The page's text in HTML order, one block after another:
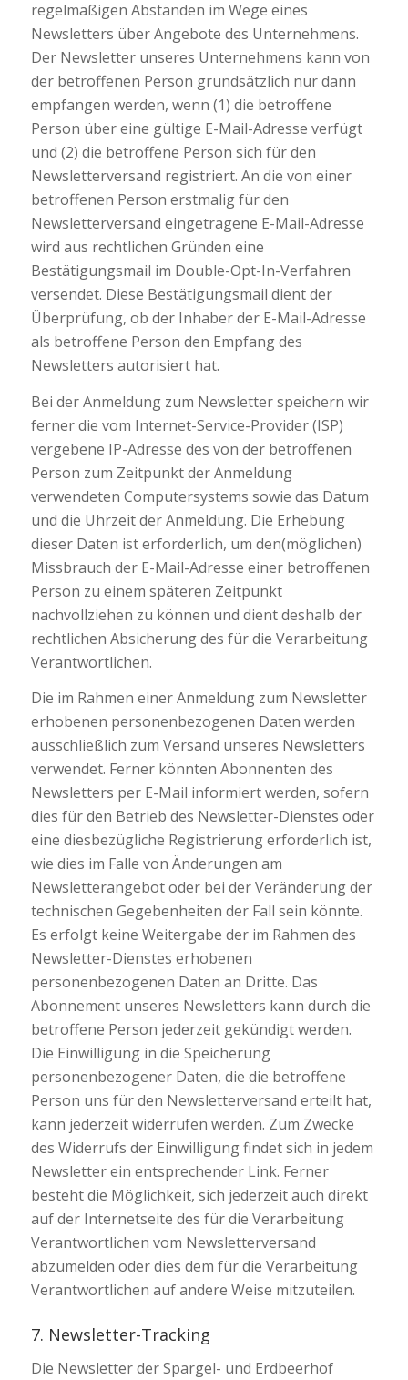
regelmäßigen Abständen im Wege eines
Newsletters über Angebote des Unternehmens.
Der Newsletter unseres Unternehmens kann von
der betroffenen Person grundsätzlich nur dann
empfangen werden, wenn (1) die betroffene
Person über eine gültige E-Mail-Adresse verfügt
und (2) die betroffene Person sich für den
Newsletterversand registriert. An die von einer
betroffenen Person erstmalig für den
Newsletterversand eingetragene E-Mail-Adresse
wird aus rechtlichen Gründen eine
Bestätigungsmail im Double-Opt-In-Verfahren
versendet. Diese Bestätigungsmail dient der
Überprüfung, ob der Inhaber der E-Mail-Adresse
als betroffene Person den Empfang des
Newsletters autorisiert hat.
Bei der Anmeldung zum Newsletter speichern wir
ferner die vom Internet-Service-Provider (ISP)
vergebene IP-Adresse des von der betroffenen
Person zum Zeitpunkt der Anmeldung
verwendeten Computersystems sowie das Datum
und die Uhrzeit der Anmeldung. Die Erhebung
dieser Daten ist erforderlich, um den(möglichen)
Missbrauch der E-Mail-Adresse einer betroffenen
Person zu einem späteren Zeitpunkt
nachvollziehen zu können und dient deshalb der
rechtlichen Absicherung des für die Verarbeitung
Verantwortlichen.
Die im Rahmen einer Anmeldung zum Newsletter
erhobenen personenbezogenen Daten werden
ausschließlich zum Versand unseres Newsletters
verwendet. Ferner könnten Abonnenten des
Newsletters per E-Mail informiert werden, sofern
dies für den Betrieb des Newsletter-Dienstes oder
eine diesbezügliche Registrierung erforderlich ist,
wie dies im Falle von Änderungen am
Newsletterangebot oder bei der Veränderung der
technischen Gegebenheiten der Fall sein könnte.
Es erfolgt keine Weitergabe der im Rahmen des
Newsletter-Dienstes erhobenen
personenbezogenen Daten an Dritte. Das
Abonnement unseres Newsletters kann durch die
betroffene Person jederzeit gekündigt werden.
Die Einwilligung in die Speicherung
personenbezogener Daten, die die betroffene
Person uns für den Newsletterversand erteilt hat,
kann jederzeit widerrufen werden. Zum Zwecke
des Widerrufs der Einwilligung findet sich in jedem
Newsletter ein entsprechender Link. Ferner
besteht die Möglichkeit, sich jederzeit auch direkt
auf der Internetseite des für die Verarbeitung
Verantwortlichen vom Newsletterversand
abzumelden oder dies dem für die Verarbeitung
Verantwortlichen auf andere Weise mitzuteilen.
7. Newsletter-Tracking
Die Newsletter der Spargel- und Erdbeerhof